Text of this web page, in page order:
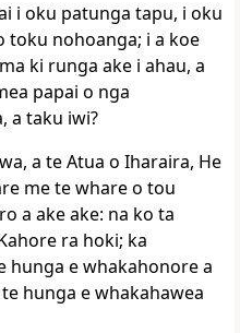
i oku patunga tapu, i oku
toku nohoanga; i a koe
ki runga ake i ahau, a
papai o nga
a taku iwi?
a te Atua o Iharaira, He
me te whare o tou
a ake ake: na ko ta
ra hoki; ka
hunga e whakahonore a
hunga e whakahawea